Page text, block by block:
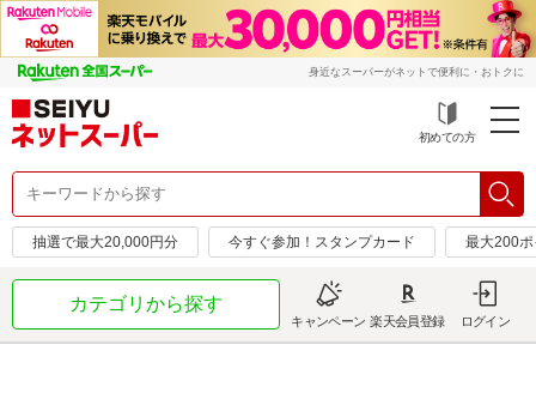
身近なスーパーがネットで便利に・おトクに
初めての方
抽選で最大20,000円分 今すぐ参加！スタンプカード 最大200
カテゴリから探す
キャンペーン 楽天会員登録 ログイン